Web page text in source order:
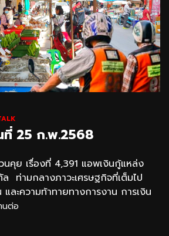
25 ก.พ.2568
นคุย เรื่องที่ 4,391 แอพเงินกู้แหล่ง
ท่ามกลางภาวะเศรษฐกิจที่เต็มไป
ละความท้าทายทางการงาน การเงิน
นต่อ